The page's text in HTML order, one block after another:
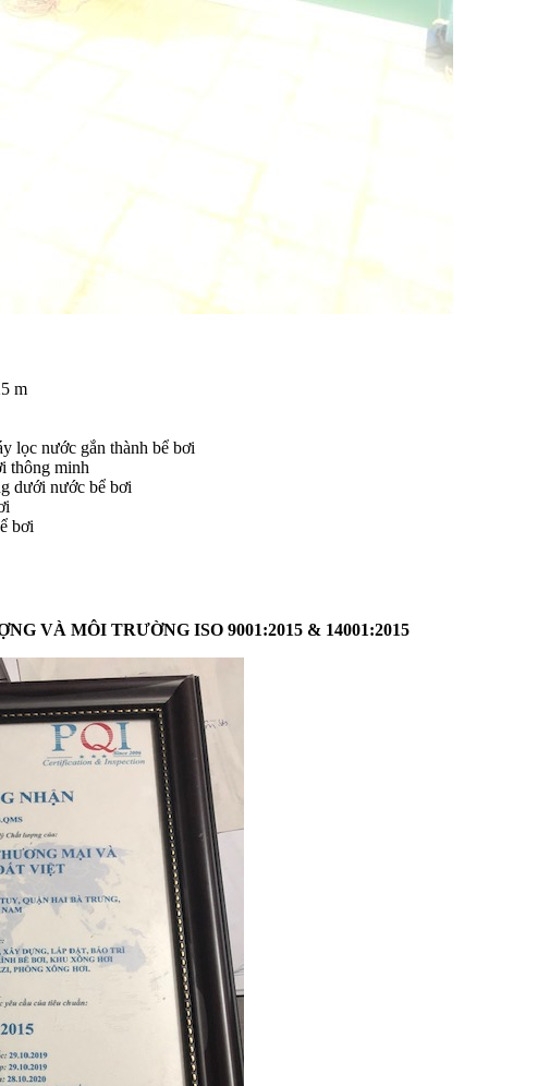
m
lọc nước gắn thành bể bơi
thông minh
dưới nước bể bơi
bơi
VÀ MÔI TRƯỜNG ISO 9001:2015 & 14001:2015